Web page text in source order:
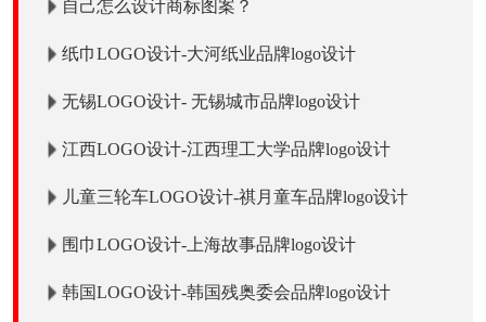
自己怎么设计商标图案？
纸巾LOGO设计-大河纸业品牌logo设计
无锡LOGO设计- 无锡城市品牌logo设计
江西LOGO设计-江西理工大学品牌logo设计
儿童三轮车LOGO设计-祺月童车品牌logo设计
围巾LOGO设计-上海故事品牌logo设计
韩国LOGO设计-韩国残奥委会品牌logo设计